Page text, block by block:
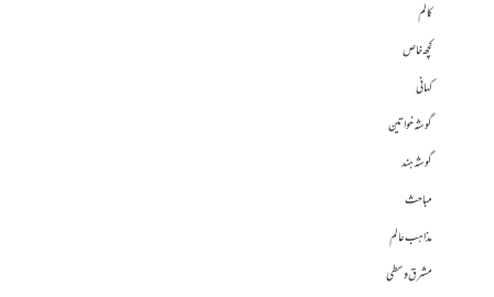
کالم
کچھ خاص
کہانی
گوشہ خواتین
گوشہ ہند
مباحث
مذاہب عالم
مشرق وسطی